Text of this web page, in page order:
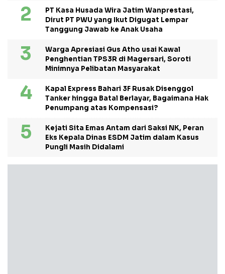
PT Kasa Husada Wira Jatim Wanprestasi,
Dirut PT PWU yang Ikut Digugat Lempar
Tanggung Jawab ke Anak Usaha
Warga Apresiasi Gus Atho usai Kawal
Penghentian TPS3R di Magersari, Soroti
Minimnya Pelibatan Masyarakat
Kapal Express Bahari 3F Rusak Disenggol
Tanker hingga Batal Berlayar, Bagaimana Hak
Penumpang atas Kompensasi?
Kejati Sita Emas Antam dari Saksi NK, Peran
Eks Kepala Dinas ESDM Jatim dalam Kasus
Pungli Masih Didalami